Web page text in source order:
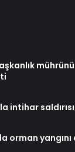
intihar
orman